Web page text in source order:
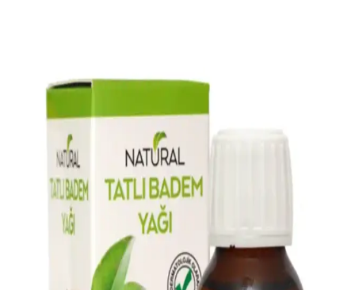
Migros'ta bulunan OGX ürünleri, çeşitli saç tiplerine uygun doğal
içerikli ve etkili formüllerle saç sağlığını destekler, uygun fiyat ve
geniş ürün yelpazesiyle bakım rutininizi zenginleştirir.
Pirinç Suyu Nedir ve Güzellik ile Sağlıkta Kullanım
Alanları Hakkında Bilgiler
Pirinç suyu, cilt ve saç bakımında doğal bir tonik ve maske
malzemesi olarak kullanılır. Vitamin ve mineraller içerir, cilt tonunu
dengeler ve saç parlaklığını artırır, ancak dikkatli kullanım önerilir.
Katran Sabunu Nedir ve Cilt ile Saç Sağlığına
Faydaları Nelerdir